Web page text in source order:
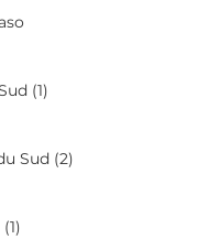
(1)
Sud (2)